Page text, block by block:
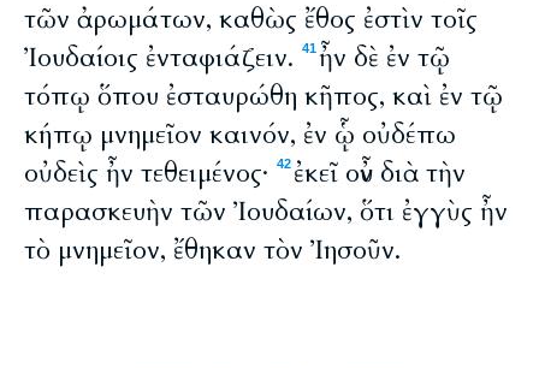
τῶν ἀρωμάτων, καθὼς ἔθος ἐστὶν τοῖς
Ἰουδαίοις ἐνταφιάζειν.
41ἦν δὲ ἐν τῷ
τόπῳ ὅπου ἐσταυρώθη κῆπος, καὶ ἐν τῷ
κήπῳ μνημεῖον καινόν, ἐν ᾧ οὐδέπω
οὐδεὶς ἦν τεθειμένος·
42 ἐκεῖ οὖν διὰ τὴν
παρασκευὴν τῶν Ἰουδαίων, ὅτι ἐγγὺς ἦν
τὸ μνημεῖον, ἔθηκαν τὸν Ἰησοῦν.